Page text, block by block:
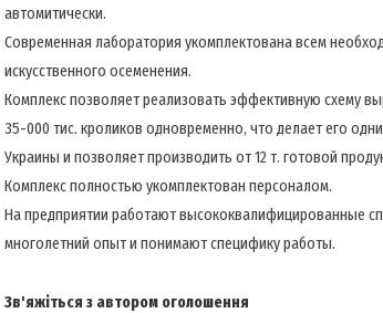
автомитически.
Современная лаборатория укомплектована всем
искусственного осеменения.
Комплекс позволяет реализовать эффективную схему
35-000 тис. кроликов одновременно, что делает его
Украины и позволяет производить от 12 т. готовой
Комплекс полностью укомплектован персоналом.
На предприятии работают высококвалифицированные
многолетний опыт и понимают специфику работы.
Зв'яжіться з автором оголошення